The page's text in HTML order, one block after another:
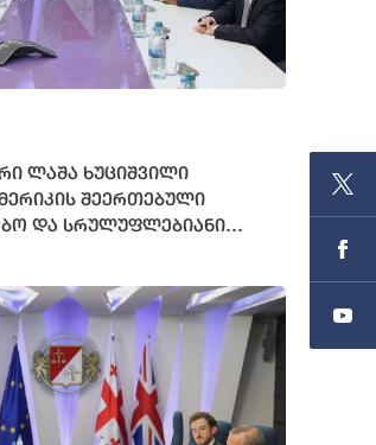
ლაშა ხუციშვილი
შეერთებული
და სრულუფლებიანი